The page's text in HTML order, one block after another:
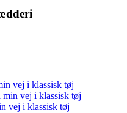
vej i klassisk tøj
vej i klassisk tøj
vej i klassisk tøj